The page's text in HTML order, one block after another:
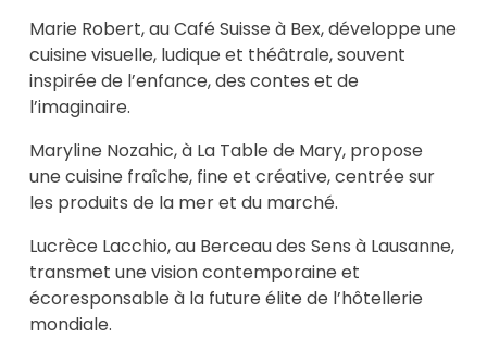
Marie Robert, au Café Suisse à Bex, développe une
cuisine visuelle, ludique et théâtrale, souvent
inspirée de l’enfance, des contes et de
l’imaginaire.
Maryline Nozahic, à La Table de Mary, propose
une cuisine fraîche, fine et créative, centrée sur
les produits de la mer et du marché.
Lucrèce Lacchio, au Berceau des Sens à Lausanne,
transmet une vision contemporaine et
écoresponsable à la future élite de l’hôtellerie
mondiale.